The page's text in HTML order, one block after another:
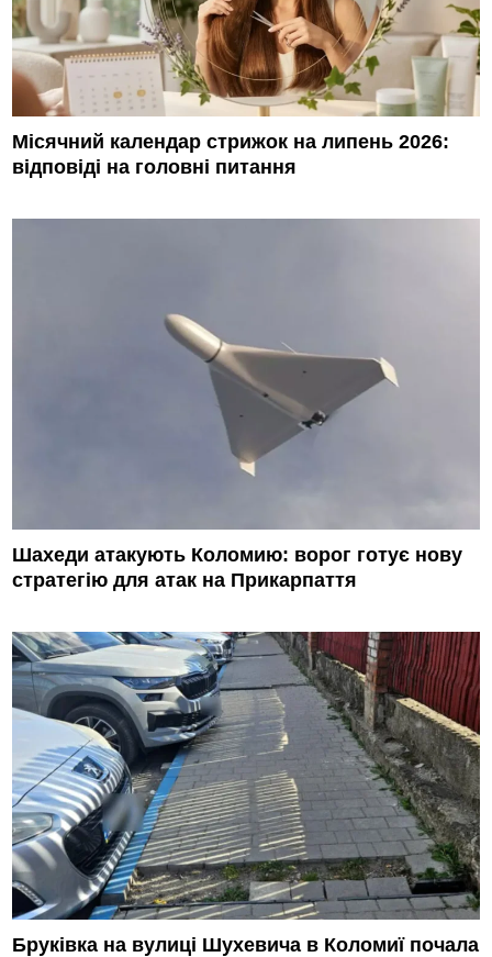
Місячний календар стрижок на липень 2026:
відповіді на головні питання
Шахеди атакують Коломию: ворог готує нову
стратегію для атак на Прикарпаття
Бруківка на вулиці Шухевича в Коломиї почала